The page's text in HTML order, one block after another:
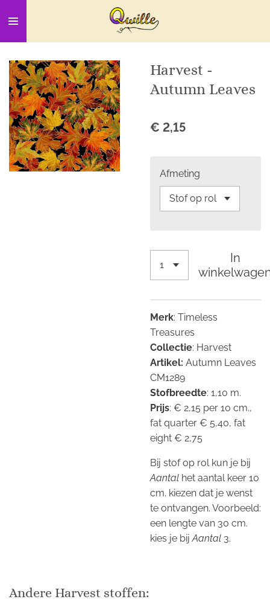
direct
naar
de
hoofdinhoud
Harvest -
Autumn Leaves
€ 2,15
Afmeting
In
Merk: Timeless
Treasures
Collectie: Harvest
Artikel: Autumn Leaves
CM1289
Stofbreedte: 1,10 m.
Prijs: € 2,15 per 10 cm.,
fat quarter € 5,40, fat
eight € 2,75
Bij stof op rol kun je bij
Aantal het aantal keer 10
cm. kiezen dat je wenst
te ontvangen. Voorbeeld:
een lengte van 30 cm.
kies je bijAantal 3.
Andere Harvest stoffen: